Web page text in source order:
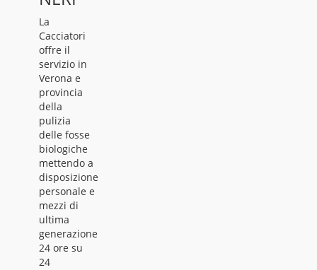
La
Cacciatori
offre il
servizio in
Verona e
provincia
della
pulizia
delle fosse
biologiche
mettendo a
disposizione
personale e
mezzi di
ultima
generazione
24 ore su
24